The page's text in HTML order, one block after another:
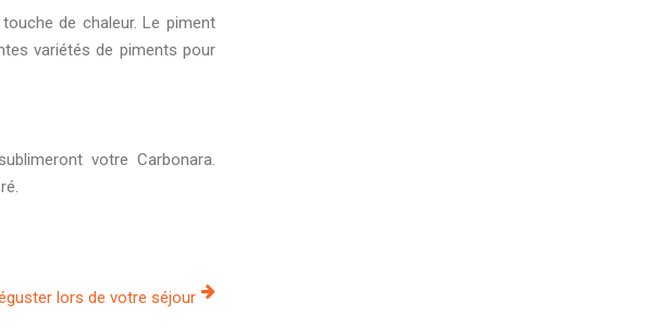
de chaleur. Le piment
variétés de piments pour
votre Carbonara.
lors de votre séjour